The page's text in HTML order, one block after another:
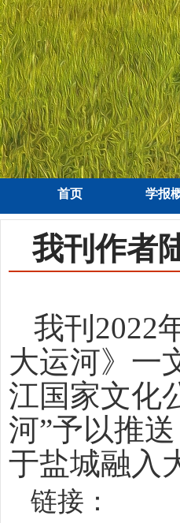
首页 学报
我刊作者
我刊 2022
大运河》一
江国家文化
河”予以推
于盐城融入
链接：